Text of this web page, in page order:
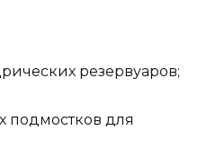
резервуаров;
подмостков для